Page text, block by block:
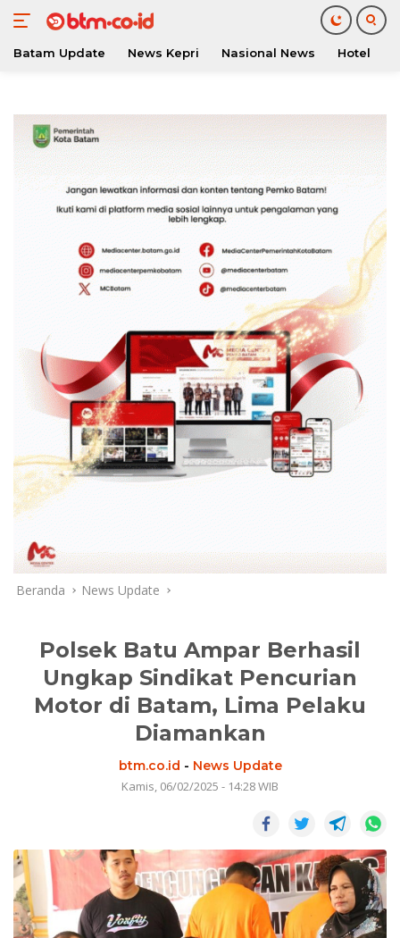
konten
Batam Update News Kepri Nasional News Hotel
Beranda News Update
Polsek Batu Ampar Berhasil
Ungkap Sindikat Pencurian
Motor di Batam, Lima Pelaku
Diamankan
btm.co.id - News Update
Kamis, 06/02/2025 - 14:28 WIB